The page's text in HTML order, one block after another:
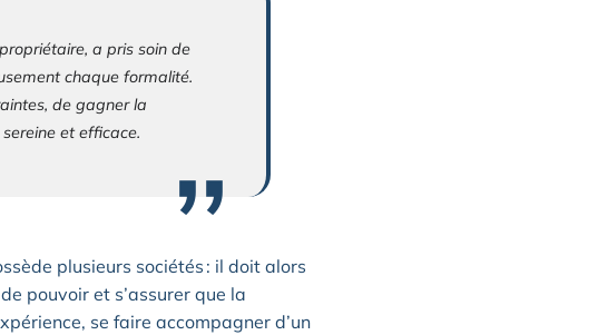
a pris soin de
chaque formalité.
de gagner la
et efficace.
plusieurs sociétés : il doit alors
pouvoir et s’assurer que la
se faire accompagner d’un